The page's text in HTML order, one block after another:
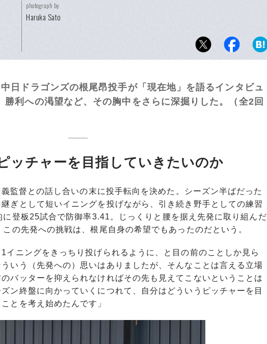
photograph by
Haruka Sato
日ドラゴンズの根尾昂投手が「現在地」を語るインタビュ
勝利への渇望など、その胸中をさらに深掘りした。（全2回
ッチャーを目指していきたいのか
監督との話し合いの末に投手転向を決めた。シーズン半ばだった
ぎとして短いイニングを投げながら、引き続き野手としての練習
に登板25試合で防御率3.41。じっくりと腰を据え先発に取り組んだ
の先発への挑戦は、根尾自身の希望でもあったのだという。
1イニングをきっちり投げられるように、と目の前のことしか見ら
いう（先発への）思いはありましたが、そんなことは言える立場
バッターを抑えられなければその先も見えてこないということは
ン終盤に向かっていくにつれて、自分はどういうピッチャーを目
とを考え始めたんです」